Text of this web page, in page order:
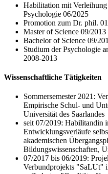
Habilitation mit
Psychologie 06/2025
Promotion zum Dr. phil.
Master of Science 09/2013
Bachelor of Science 09/
Studium der Psychologie
2008-2013
Wissenschaftliche Tätigkeiten
Sommersemester 2021:
Empirische Schul- und
Universität des Saarlandes
seit 07/2019: Habilitandin
Entwicklungsverläufe
akademischen
Bildungswissenschaften,
07/2017 bis 06/2019:
Verbundprojekts "SaLUt"